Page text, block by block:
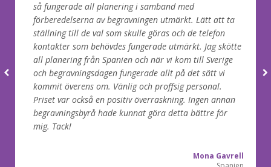
så fungerade all planering i samband med
förberedelserna av begravningen utmärkt. Lätt att ta
ställning till de val som skulle göras och de telefon
kontakter som behövdes fungerade utmärkt. Jag skötte
all planering från Spanien och när vi kom till Sverige
och begravningsdagen fungerade allt på det sätt vi
kommit överens om. Vänlig och proffsig personal.
Priset var också en positiv överraskning. Ingen annan
begravningsbyrå hade kunnat göra detta bättre för
mig. Tack!
Mona Gavrell